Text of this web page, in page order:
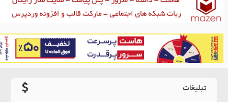
تبلیغات